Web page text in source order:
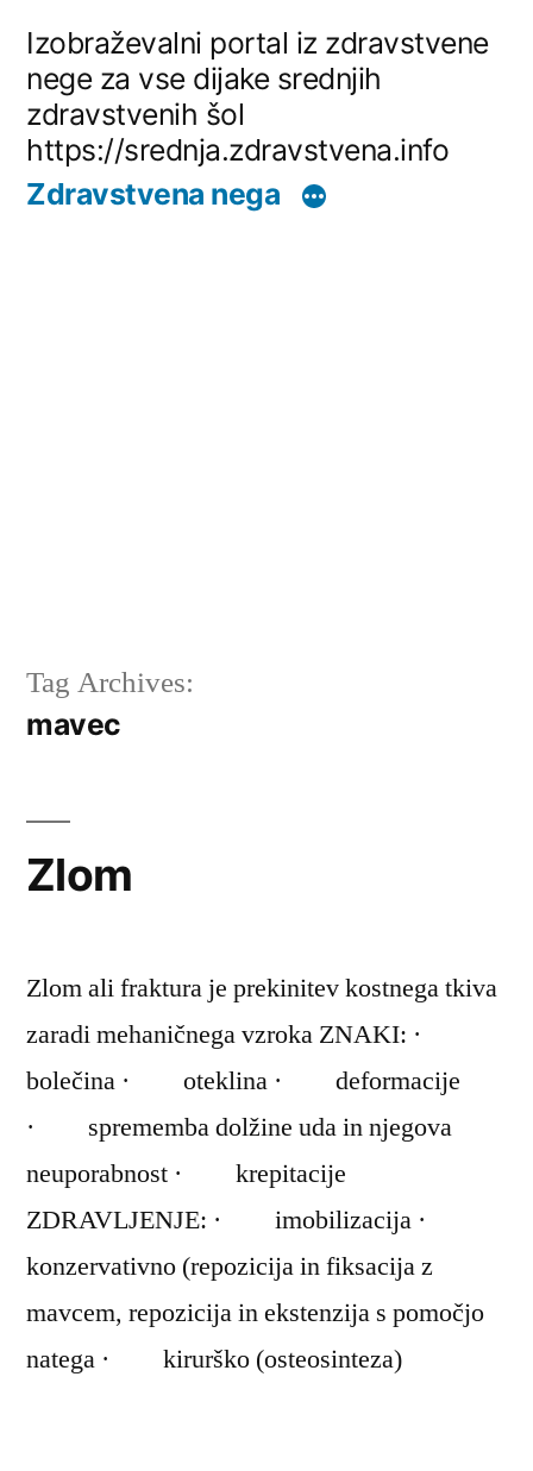
content
Izobraževalni portal iz zdravstvene
nege za vse dijake srednjih
zdravstvenih šol
https://srednja.zdravstvena.info
Zdravstvena nega
Tag Archives:
mavec
Zlom
Zlom ali fraktura je prekinitev kostnega tkiva
zaradi mehaničnega vzroka ZNAKI: ·
bolečina · oteklina · deformacije
· sprememba dolžine uda in njegova
neuporabnost · krepitacije
ZDRAVLJENJE: · imobilizacija ·
konzervativno (repozicija in fiksacija z
mavcem, repozicija in ekstenzija s pomočjo
natega · kirurško (osteosinteza)